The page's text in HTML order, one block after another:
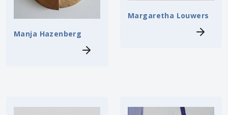
Manja Hazenberg
Margaretha Louwers